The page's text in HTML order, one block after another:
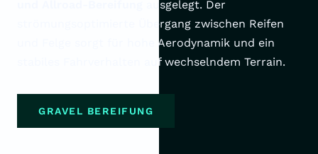
ausgelegt. Der
strömungsoptimierte Übergang zwischen Reifen
und Felge sorgt für hohe Aerodynamik und ein
stabiles Fahrverhalten auf wechselndem Terrain.
GRAVEL BEREIFUNG